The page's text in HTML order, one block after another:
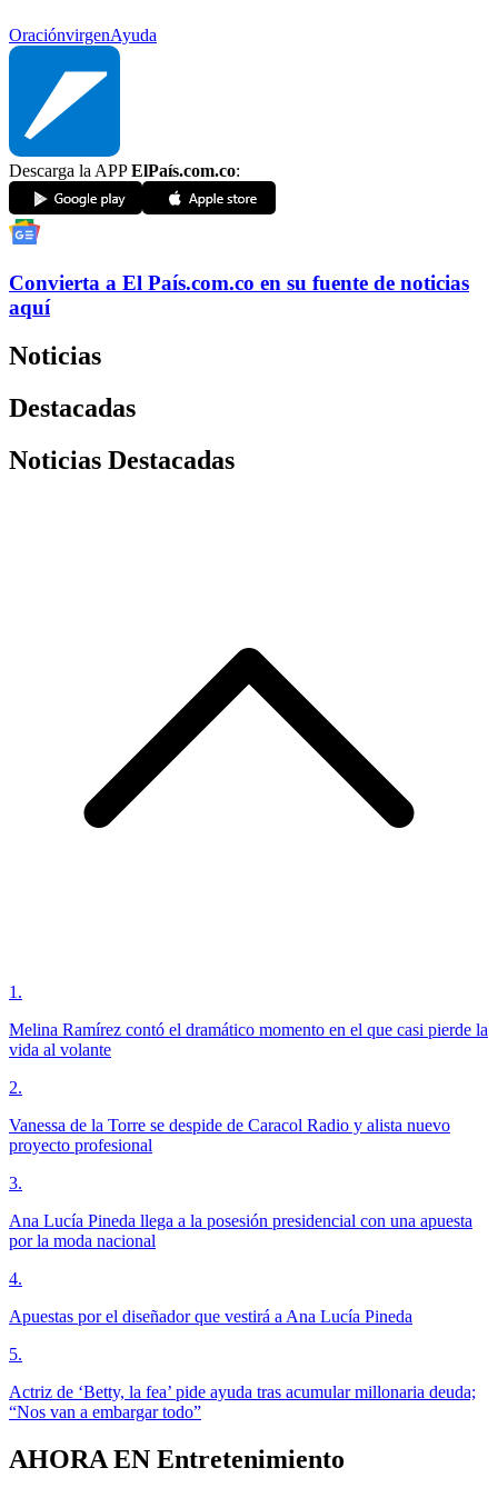
OraciónvirgenAyuda
Descarga la APPElPaís.com.co:
Convierta a El País.com.co en su fuente de noticias
aquí
Noticias
Destacadas
Noticias Destacadas
1 .
Melina Ramírez contó el dramático momento en el que casi pierde la
vida al volante
2.
Vanessa de la Torre se despide de Caracol Radio y alista nuevo
proyecto profesional
3.
Ana Lucía Pineda llega a la posesión presidencial con una apuesta
por la moda nacional
4.
Apuestas por el diseñador que vestirá a Ana Lucía Pineda
5.
Actriz de ‘Betty, la fea’ pide ayuda tras acumular millonaria deuda;
“Nos van a embargar todo”
AHORA EN Entretenimiento